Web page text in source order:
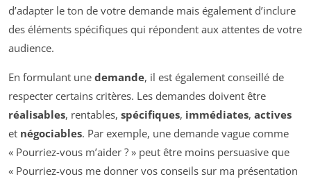
d’adapter le ton de votre demande mais également d’inclure
des éléments spécifiques qui répondent aux attentes de votre
audience.
En formulant une demande, il est également conseillé de
respecter certains critères. Les demandes doivent être
réalisables, rentables, spécifiques, immédiates, actives
et négociables. Par exemple, une demande vague comme
« Pourriez-vous m’aider ? » peut être moins persuasive que
« Pourriez-vous me donner vos conseils sur ma présentation